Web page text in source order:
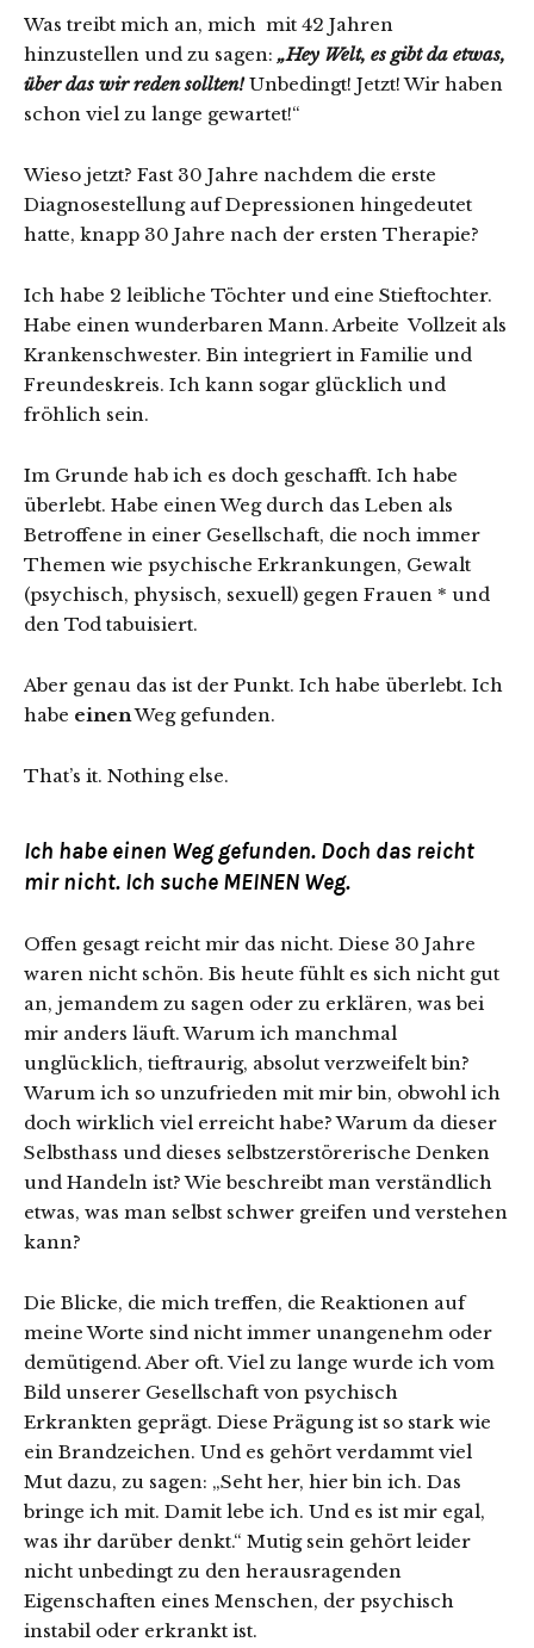
Was treibt mich an, mich mit 42 Jahren
hinzustellen und zu sagen: „Hey Welt, es gibt da etwas,
über das wir reden sollten!Unbedingt! Jetzt! Wir haben
schon viel zu lange gewartet!“
Wieso jetzt? Fast 30 Jahre nachdem die erste
Diagnosestellung auf Depressionen hingedeutet
hatte, knapp 30 Jahre nach der ersten Therapie?
Ich habe 2 leibliche Töchter und eine Stieftochter.
Habe einen wunderbaren Mann. Arbeite Vollzeit als
Krankenschwester. Bin integriert in Familie und
Freundeskreis. Ich kann sogar glücklich und
fröhlich sein.
Im Grunde hab ich es doch geschafft. Ich habe
überlebt. Habe einen Weg durch das Leben als
Betroffene in einer Gesellschaft, die noch immer
Themen wie psychische Erkrankungen, Gewalt
(psychisch, physisch, sexuell) gegen Frauen * und
den Tod tabuisiert.
Aber genau das ist der Punkt. Ich habe überlebt. Ich
habe einenWeg gefunden.
That’s it. Nothing else.
Ich habe einen Weg gefunden. Doch das reicht
mir nicht. Ich suche MEINEN Weg.
Offen gesagt reicht mir das nicht. Diese 30 Jahre
waren nicht schön. Bis heute fühlt es sich nicht gut
an, jemandem zu sagen oder zu erklären, was bei
mir anders läuft. Warum ich manchmal
unglücklich, tieftraurig, absolut verzweifelt bin?
Warum ich so unzufrieden mit mir bin, obwohl ich
doch wirklich viel erreicht habe? Warum da dieser
Selbsthass und dieses selbstzerstörerische Denken
und Handeln ist? Wie beschreibt man verständlich
etwas, was man selbst schwer greifen und verstehen
kann?
Die Blicke, die mich treffen, die Reaktionen auf
meine Worte sind nicht immer unangenehm oder
demütigend. Aber oft. Viel zu lange wurde ich vom
Bild unserer Gesellschaft von psychisch
Erkrankten geprägt. Diese Prägung ist so stark wie
ein Brandzeichen. Und es gehört verdammt viel
Mut dazu, zu sagen: „Seht her, hier bin ich. Das
bringe ich mit. Damit lebe ich. Und es ist mir egal,
was ihr darüber denkt.“ Mutig sein gehört leider
nicht unbedingt zu den herausragenden
Eigenschaften eines Menschen, der psychisch
instabil oder erkrankt ist.